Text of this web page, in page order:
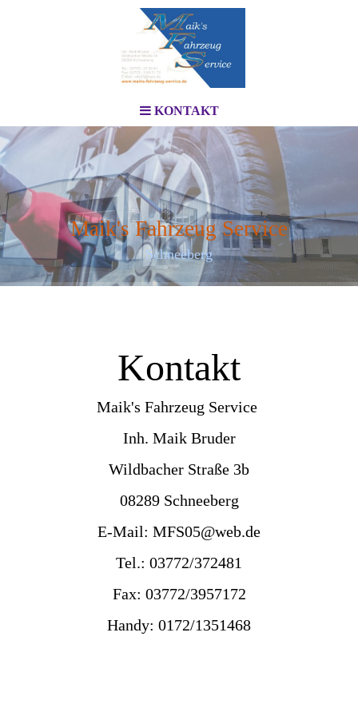
KONTAKT
Maik's Fahrzeug Service
Schneeberg
Kontakt
Maik's Fahrzeug Service
Inh. Maik Bruder
Wildbacher Straße 3b
08289 Schneeberg
E-Mail: MFS05@web.de
Tel.: 03772/372481
Fax: 03772/3957172
Handy: 0172/1351468